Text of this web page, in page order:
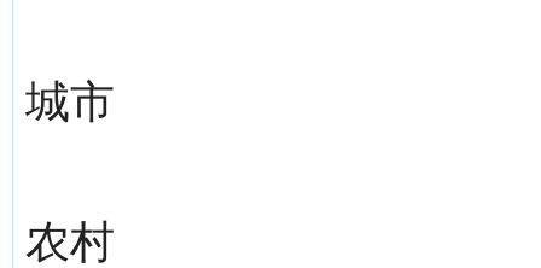
城市
农村